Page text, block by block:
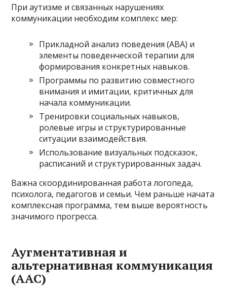
При аутизме и связанных нарушениях
коммуникации необходим комплекс мер:
Прикладной анализ поведения (ABA) и
элементы поведенческой терапии для
формирования конкретных навыков.
Программы по развитию совместного
внимания и имитации, критичных для
начала коммуникации.
Тренировки социальных навыков,
ролевые игры и структурированные
ситуации взаимодействия.
Использование визуальных подсказок,
расписаний и структурированных задач.
Важна скоординированная работа логопеда,
психолога, педагогов и семьи. Чем раньше начата
комплексная программа, тем выше вероятность
значимого прогресса.
Аугментативная и
альтернативная коммуникация
(AAC)